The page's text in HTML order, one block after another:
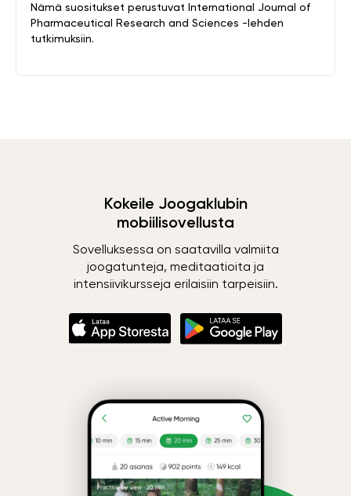
Nämä suositukset perustuvat International Journal of
Pharmaceutical Research and Sciences -lehden
tutkimuksiin.
Kokeile Joogaklubin
mobiilisovellusta
Sovelluksessa on saatavilla valmiita
joogatunteja, meditaatioita ja
intensiivikursseja erilaisiin tarpeisiin.